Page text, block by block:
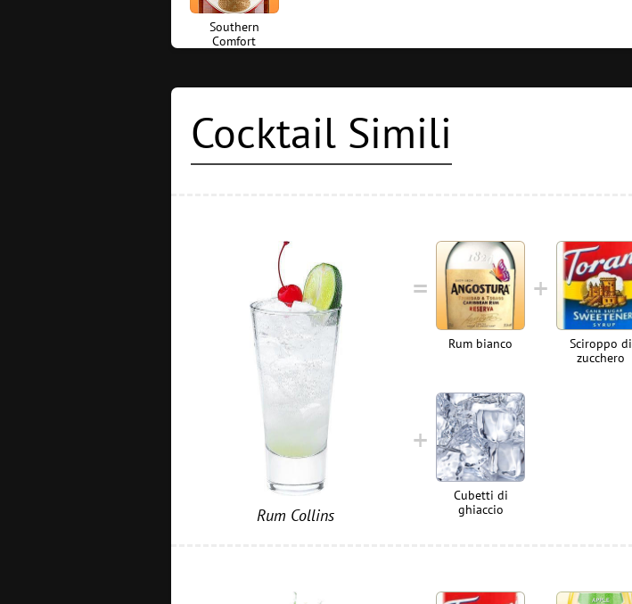
Southern
Comfort
Cocktail Simili
Rum Collins
Rum bianco
Sciroppo di
zucchero
Cubetti di
ghiaccio